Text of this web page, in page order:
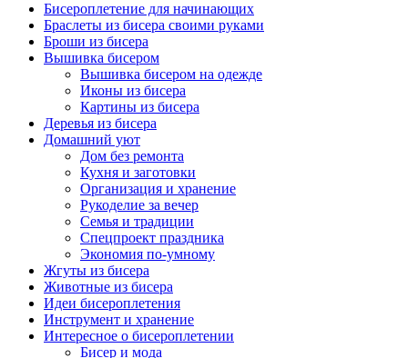
Бисероплетение для начинающих
Браслеты из бисера своими руками
Броши из бисера
Вышивка бисером
Вышивка бисером на одежде
Иконы из бисера
Картины из бисера
Деревья из бисера
Домашний уют
Дом без ремонта
Кухня и заготовки
Организация и хранение
Рукоделие за вечер
Семья и традиции
Спецпроект праздника
Экономия по-умному
Жгуты из бисера
Животные из бисера
Идеи бисероплетения
Инструмент и хранение
Интересное о бисероплетении
Бисер и мода